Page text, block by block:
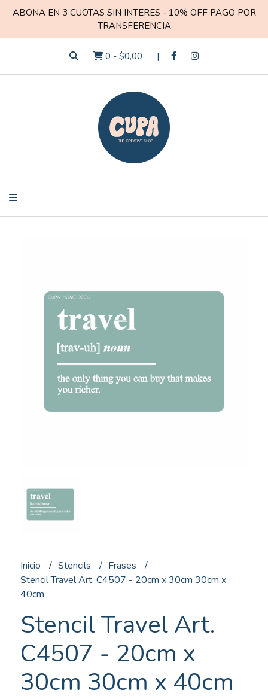
ABONA EN 3 CUOTAS SIN INTERES - 10% OFF PAGO POR
TRANSFERENCIA
0 - $0,00
Inicio Stencils
Frases
Stencil Travel Art. C4507 - 20cm x 30cm 30cm x
40cm
Stencil Travel Art.
C4507 - 20cm x
30cm 30cm x 40cm